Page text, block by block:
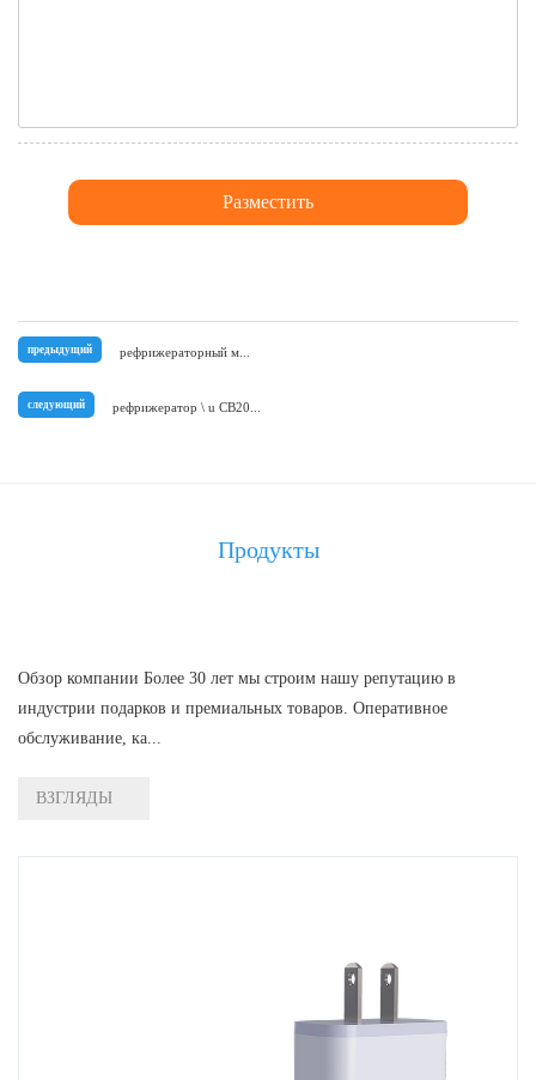
предыдущий рефрижераторный м...
следующий рефрижератор \ u CB20...
Продукты
Обзор компании Более 30 лет мы строим нашу репутацию в
индустрии подарков и премиальных товаров. Оперативное
обслуживание, ка...
ВЗГЛЯДЫ